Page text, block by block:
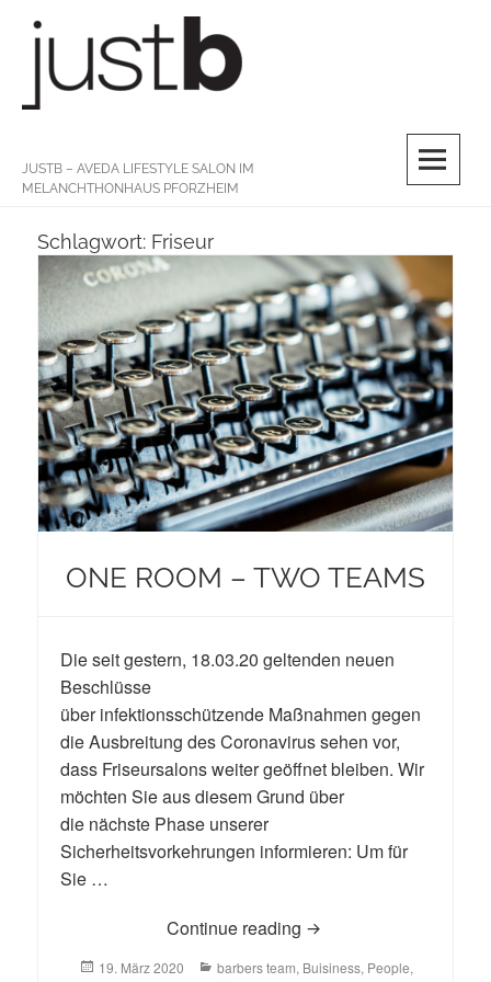
content
JUSTB – AVEDA LIFESTYLE SALON IM
MELANCHTHONHAUS PFORZHEIM
Schlagwort: Friseur
ONE ROOM – TWO TEAMS
Die seit gestern, 18.03.20 geltenden neuen
Beschlüsse
über infektionsschützende Maßnahmen gegen
die Ausbreitung des Coronavirus sehen vor,
dass Friseursalons weiter geöffnet bleiben. Wir
möchten Sie aus diesem Grund über
die nächste Phase unserer
Sicherheitsvorkehrungen informieren: Um für
Sie …
Continue reading ONE ROOM – TWO
Posted
19. März 2020 Categories
barbers team, Buisiness, People,